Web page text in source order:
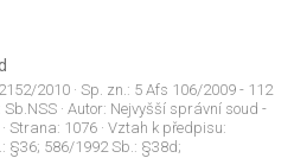
2152/2010 · Sp. zn.: 5 Afs 106/2009 - 112
Sb.NSS · Autor: Nejvyšší správní soud -
· Strana: 1076 · Vztah k předpisu:
§36; 586/1992 Sb.: §38d;